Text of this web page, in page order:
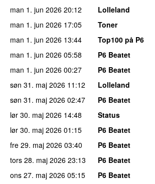
man 1. jun 2026 20:12
Lolleland
man 1. jun 2026 17:05
Toner
man 1. jun 2026 13:44
Top100 på P6
man 1. jun 2026 05:58
P6 Beatet
man 1. jun 2026 00:27
P6 Beatet
søn 31. maj 2026 11:12
Lolleland
søn 31. maj 2026 02:47
P6 Beatet
lør 30. maj 2026 14:48
Status
lør 30. maj 2026 01:15
P6 Beatet
fre 29. maj 2026 03:40
P6 Beatet
tors 28. maj 2026 23:13
P6 Beatet
ons 27. maj 2026 05:15
P6 Beatet